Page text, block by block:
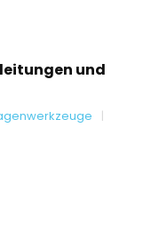
und